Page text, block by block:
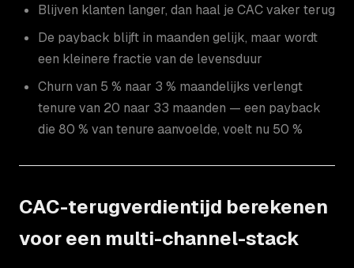
Blijven klanten langer, dan haal je CAC vaker terug
De payback blijft in maanden gelijk, maar wordt
een kleinere fractie van de levensduur
Churn van 5 % naar 3 % maandelijks verlengt
tenure van 20 naar 33 maanden — een payback
die 80 % van tenure aanvoelde, voelt nu 50 %
CAC-terugverdientijd berekenen
voor een multi-channel-stack